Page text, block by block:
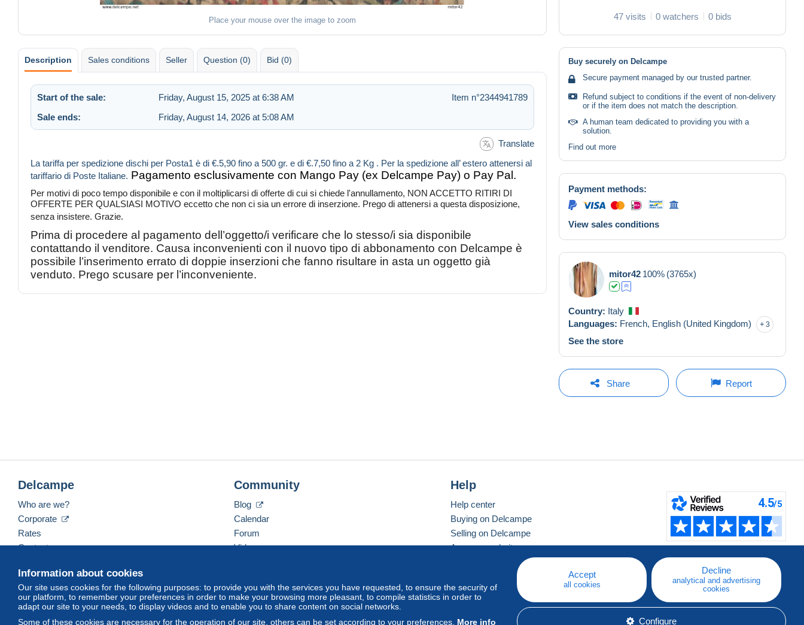
Place your mouse over the image to zoom 47 visits 0 watchers 0 bids
Description Sales conditions Seller Question (0) Bid (0)
Start of the sale: Friday, August 15, 2025 at 6:38 AM
Item n°2344941789
Sale ends:
Friday, August 14, 2026 at 5:08 AM
Translate
La tariffa per spedizione dischi per Posta1 è di €.5,90 fino a 500 gr. e di €.7,50 fino a 2 Kg . Per la spedizione all’ estero attenersi al
tariffario di Poste Italiane. Pagamento esclusivamente con Mango Pay (ex Delcampe Pay) o Pay Pal.
Per motivi di poco tempo disponibile e con il moltiplicarsi di offerte di cui si chiede l'annullamento, NON ACCETTO RITIRI DI
OFFERTE PER QUALSIASI MOTIVO eccetto che non ci sia un errore di inserzione. Prego di attenersi a questa disposizione,
senza insistere. Grazie.
Prima di procedere al pagamento dell’oggetto/i verificare che lo stesso/i sia disponibile
contattando il venditore. Causa inconvenienti con il nuovo tipo di abbonamento con Delcampe è
possibile l’inserimento errato di doppie inserzioni che fanno risultare in asta un oggetto già
venduto. Prego scusare per l’inconveniente.
Buy securely on Delcampe
Secure payment managed by our trusted partner.
Refund subject to conditions if the event of non-delivery
or if the item does not match the description.
A human team dedicated to providing you with a
solution.
Find out more
Payment methods:
View sales conditions
mitor42 100% (3765x)
Country: Italy
Languages: French, English (United Kingdom) 3
See the store
Share Report
Information about cookies
Our site uses cookies for the following purposes: to provide you with the services you have requested, to ensure the security of
our platform, to remember your preferences in order to make your browsing more pleasant, to compile statistics in order to
adapt our site to your needs, to display videos and to enable you to share content on social networks.
Some of these cookies are necessary for the operation of our site, others can be set according to your preferences. More info
Accept
all cookies
Decline
analytical and advertising
cookies
Configure
Delcampe
Who are we?
Corporate
Rates
Contact us
Community
Blog
Calendar
Forum
Videos
Help
Help center
Buying on Delcampe
Selling on Delcampe
A secure website
English (United States) USD America/Indiana/Vevay Standard mode